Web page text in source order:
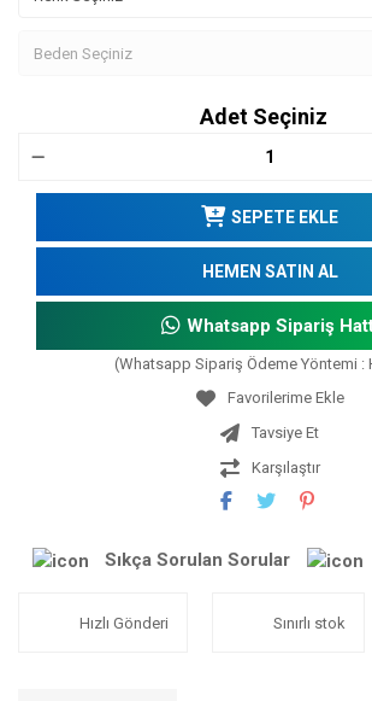
Adet Seçiniz
SEPETE EKLE
HEMEN SATIN AL
Whatsapp Sipariş
(Whatsapp Sipariş Ödeme Yöntemi :
Tavsiye Et
Karşılaştır
Sıkça Sorulan Sorular
Hızlı Gönderi Sınırlı stok